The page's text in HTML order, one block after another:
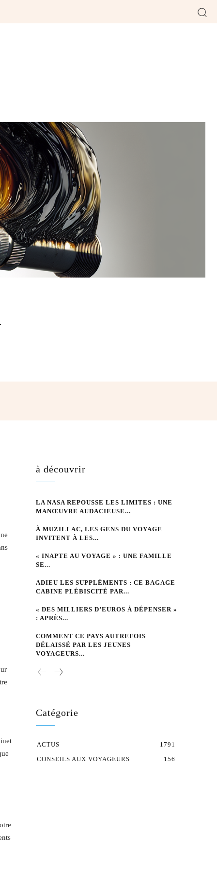
à découvrir
LA NASA REPOUSSE LES LIMITES : UNE
MANŒUVRE AUDACIEUSE...
À MUZILLAC, LES GENS DU VOYAGE
INVITENT À LES...
« INAPTE AU VOYAGE » : UNE FAMILLE
SE...
ADIEU LES SUPPLÉMENTS : CE BAGAGE
CABINE PLÉBISCITÉ PAR...
« DES MILLIERS D’EUROS À DÉPENSER »
: APRÈS...
COMMENT CE PAYS AUTREFOIS
DÉLAISSÉ PAR LES JEUNES
VOYAGEURS...
Catégorie
ACTUS
1791
CONSEILS AUX VOYAGEURS
156